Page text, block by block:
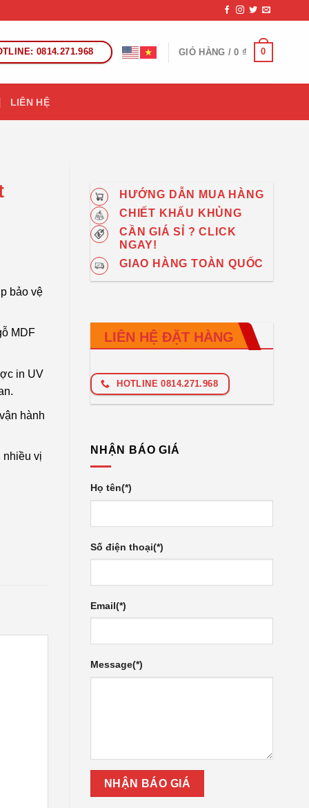
0814.271.968 GIỎ HÀNG /0 ₫ 0
LIÊN HỆ
HƯỚNG DẪN MUA HÀNG
CHIẾT KHẤU KHỦNG
CẦN GIÁ SỈ ? CLICK
NGAY!
GIAO HÀNG TOÀN QUỐC
LIÊN HỆ ĐẶT HÀNG
HOTLINE 0814.271.968
NHẬN BÁO GIÁ
Họ tên(*)
Số điện thoại(*)
Email(*)
Message(*)
bảo vệ
MDF
in UV
hành
nhiều vị